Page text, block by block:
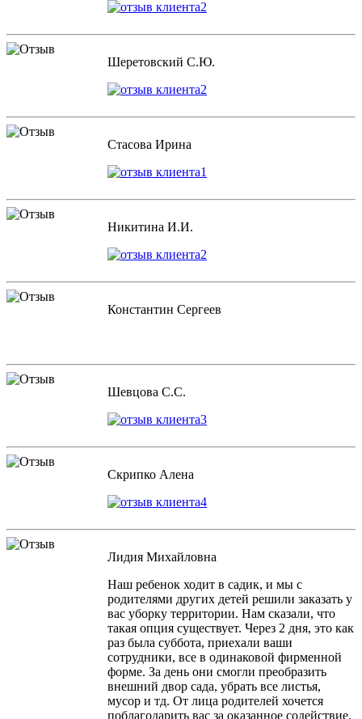
Шеретовский С.Ю.
Стасова Ирина
Никитина И.И.
Константин Сергеев
Шевцова С.С.
Скрипко Алена
Лидия Михайловна
Наш ребенок ходит в садик, и мы с
родителями других детей решили заказать у
вас уборку территории. Нам сказали, что
такая опция существует. Через 2 дня, это как
раз была суббота, приехали ваши
сотрудники, все в одинаковой фирменной
форме. За день они смогли преобразить
внешний двор сада, убрать все листья,
мусор и тд. От лица родителей хочется
поблагодарить вас за оказанное содействие,